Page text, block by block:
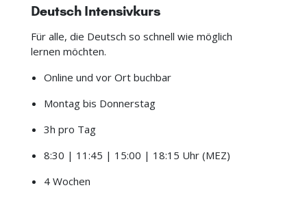
Deutsch Intensivkurs
Für alle, die Deutsch so schnell wie möglich
lernen möchten.
Online und vor Ort buchbar
Montag bis Donnerstag
3h pro Tag
8:30 | 11:45 | 15:00 | 18:15 Uhr (MEZ)
4 Wochen